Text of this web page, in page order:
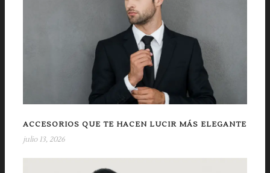
ACCESORIOS QUE TE HACEN LUCIR MÁS ELEGANTE
julio 13, 2026